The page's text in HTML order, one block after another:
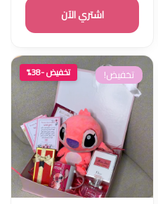
اشتري الآن
تخفيض! تخفيض -38%